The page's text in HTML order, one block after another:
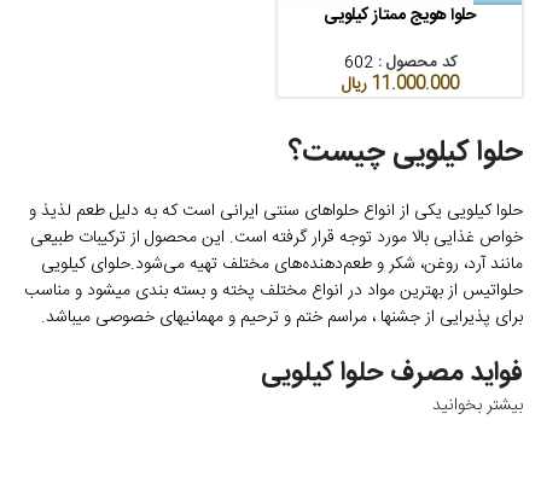
حلوا هویج ممتاز کیلویی
کد محصول :602
11.000.000ریال
حلوا کیلویی چیست؟
حلوا کیلویی یکی از انواع حلواهای سنتی ایرانی است که به دلیل طعم لذیذ و
خواص غذایی بالا مورد توجه قرار گرفته است. این محصول از ترکیبات طبیعی
مانند آرد، روغن، شکر و طعم‌دهنده‌های مختلف تهیه می‌شود.حلوای کیلویی
حلواتیس از بهترین مواد در انواع مختلف پخته و بسته بندی میشود و مناسب
برای پذیرایی از جشنها ، مراسم ختم و ترحیم و مهمانیهای خصوصی میباشد.
فواید مصرف حلوا کیلویی
بیشتر بخوانید